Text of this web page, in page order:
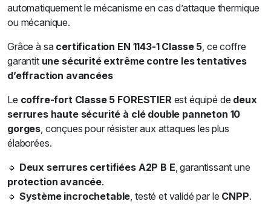
automatiquement le mécanisme en cas d’attaque thermique
ou mécanique.
Grâce à sa certification EN 1143-1 Classe 5 , ce coffre
garantit une sécurité extrême contre les tentatives
d’effraction avancées
Le coffre-fort Classe 5 FORESTIER est équipé de deux
serrures haute sécurité à clé double panneton 10
gorges , conçues pour résister aux attaques les plus
élaborées.
🔹 Deux serrures certifiées A2P B E , garantissant une
protection avancée.
🔹 Système incrochetable , testé et validé par le CNPP.